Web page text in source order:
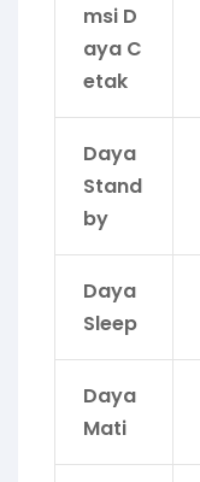
msi D
aya C
etak
Daya
Stand
by
Daya
Sleep
Daya
Mati